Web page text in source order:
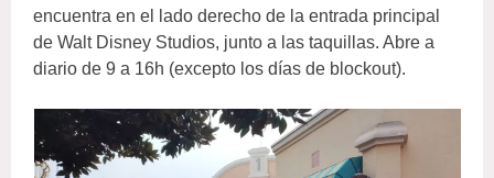
encuentra en el lado derecho de la entrada principal
de Walt Disney Studios, junto a las taquillas. Abre a
diario de 9 a 16h (excepto los días de blockout).